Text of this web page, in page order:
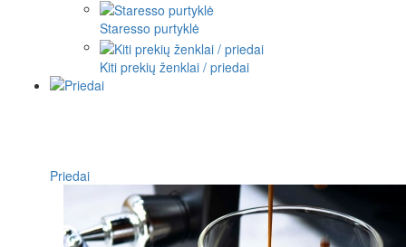
Staresso purtyklė
Kiti prekių ženklai / priedai
Priedai